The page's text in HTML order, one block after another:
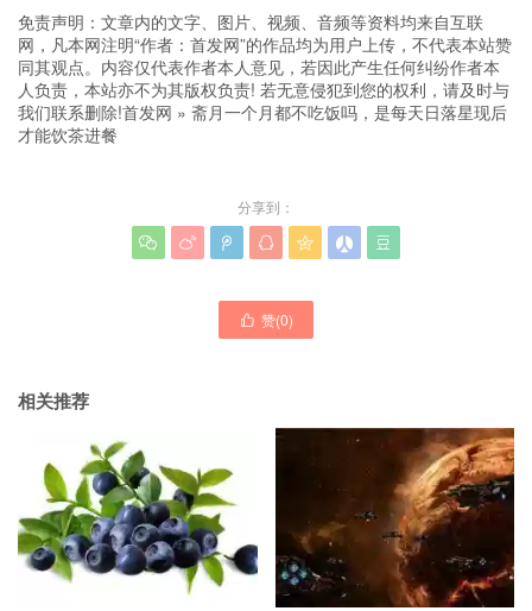
免责声明：文章内的文字、图片、视频、音频等资料均来自互联
网，凡本网注明“作者：首发网”的作品均为用户上传，不代表本站赞
同其观点。内容仅代表作者本人意见，若因此产生任何纠纷作者本
人负责，本站亦不为其版权负责! 若无意侵犯到您的权利，请及时与
我们联系删除!首发网 » 斋月一个月都不吃饭吗，是每天日落星现后
才能饮茶进餐
分享到：
      
 赞(0)
相关推荐